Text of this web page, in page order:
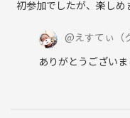
初参加でしたが、楽しめ
@えすてぃ
ありがとうござい